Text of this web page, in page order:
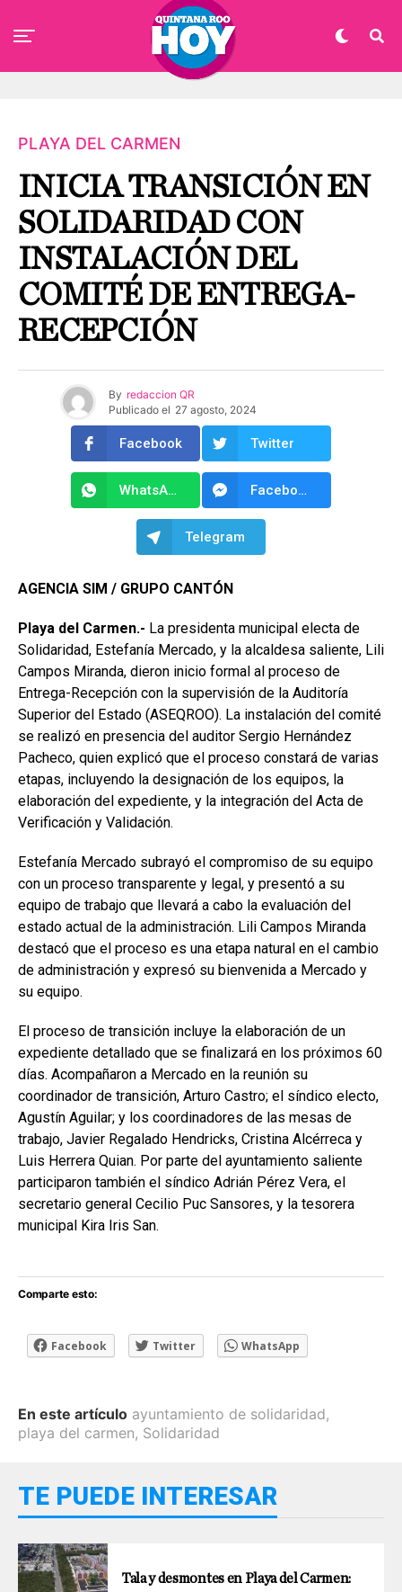
PLAYA DEL CARMEN
INICIA TRANSICIÓN EN
SOLIDARIDAD CON
INSTALACIÓN DEL
COMITÉ DE ENTREGA-
RECEPCIÓN
By redaccion QR
Publicado el 27 agosto, 2024
Facebook Twitter
WhatsApp Facebook Messenger
Telegram
AGENCIA SIM / GRUPO CANTÓN
Playa del Carmen.- La presidenta municipal electa de
Solidaridad, Estefanía Mercado, y la alcaldesa saliente, Lili
Campos Miranda, dieron inicio formal al proceso de
Entrega-Recepción con la supervisión de la Auditoría
Superior del Estado (ASEQROO). La instalación del comité
se realizó en presencia del auditor Sergio Hernández
Pacheco, quien explicó que el proceso constará de varias
etapas, incluyendo la designación de los equipos, la
elaboración del expediente, y la integración del Acta de
Verificación y Validación.
Estefanía Mercado subrayó el compromiso de su equipo
con un proceso transparente y legal, y presentó a su
equipo de trabajo que llevará a cabo la evaluación del
estado actual de la administración. Lili Campos Miranda
destacó que el proceso es una etapa natural en el cambio
de administración y expresó su bienvenida a Mercado y
su equipo.
El proceso de transición incluye la elaboración de un
expediente detallado que se finalizará en los próximos 60
días. Acompañaron a Mercado en la reunión su
coordinador de transición, Arturo Castro; el síndico electo,
Agustín Aguilar; y los coordinadores de las mesas de
trabajo, Javier Regalado Hendricks, Cristina Alcérreca y
Luis Herrera Quian. Por parte del ayuntamiento saliente
participaron también el síndico Adrián Pérez Vera, el
secretario general Cecilio Puc Sansores, y la tesorera
municipal Kira Iris San.
Comparte esto:
Facebook Twitter WhatsApp
En este artículo ayuntamiento de solidaridad,
playa del carmen, Solidaridad
TE PUEDE INTERESAR
Tala y desmontes en Playa del Carmen: